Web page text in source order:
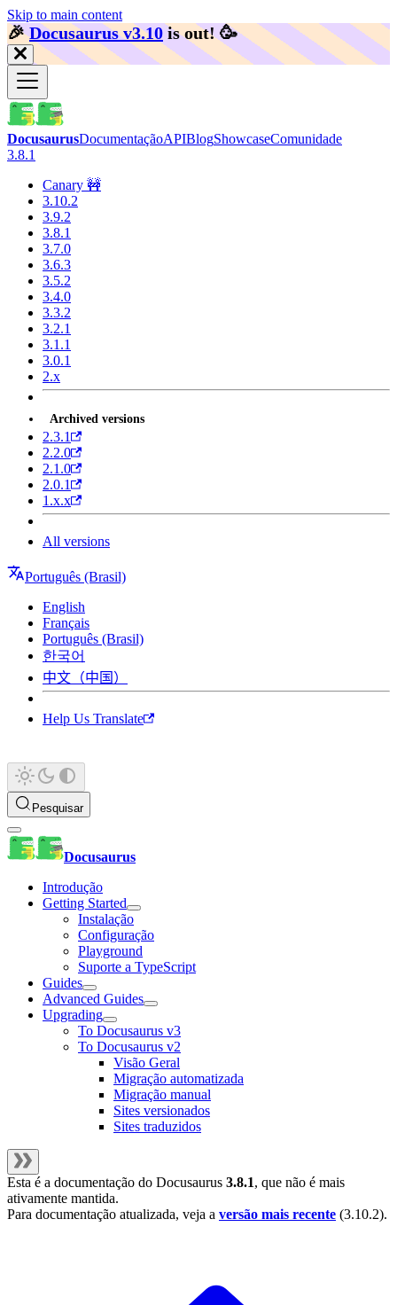
Skip to main content
🎉️Docusaurus v3.10 is out! 🥳️
DocusaurusDocumentaçãoAPIBlogShowcaseComunidade
3.8.1
Canary 🚧
3.10.2
3.9.2
3.8.1
3.7.0
3.6.3
3.5.2
3.4.0
3.3.2
3.2.1
3.1.1
3.0.1
2.x
Archived versions
2.3.1
2.2.0
2.1.0
2.0.1
1.x.x
All versions
Português (Brasil)
English
Français
Português (Brasil)
한국어
中文（中国）
Help Us Translate
Pesquisar
Docusaurus
Introdução
Getting Started
Instalação
Configuração
Playground
Suporte a TypeScript
Guides
Advanced Guides
Upgrading
To Docusaurus v3
To Docusaurus v2
Visão Geral
Migração automatizada
Migração manual
Sites versionados
Sites traduzidos
Esta é a documentação do Docusaurus 3.8.1, que não é mais
ativamente mantida.
Para documentação atualizada, veja a versão mais recente (3.10.2).